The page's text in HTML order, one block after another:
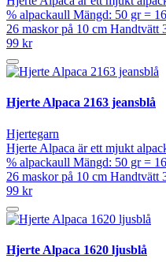
% alpackaull Mängd: 50 gr =
26 maskor på 10 cm Handtvätt
99 kr
Hjerte Alpaca 2163 jeansblå
Hjertegarn
Hjerte Alpaca är ett mjukt
% alpackaull Mängd: 50 gr =
26 maskor på 10 cm Handtvätt
99 kr
Hjerte Alpaca 1620 ljusblå